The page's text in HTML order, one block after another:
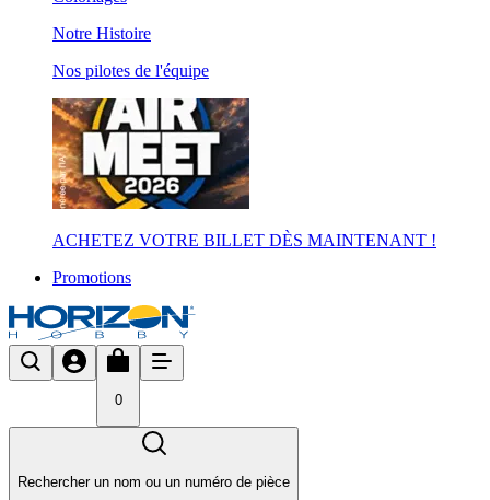
Notre Histoire
Nos pilotes de l'équipe
ACHETEZ VOTRE BILLET DÈS MAINTENANT !
Promotions
0
Rechercher un nom ou un numéro de pièce